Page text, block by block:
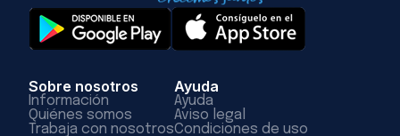
Sobre nosotros
Información
Quiénes somos
Trabaja con nosotros
Ayuda
Ayuda
Aviso legal
Condiciones de uso